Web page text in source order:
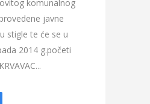
komunalnog
javne
stigle te će se u
2014 g.početi